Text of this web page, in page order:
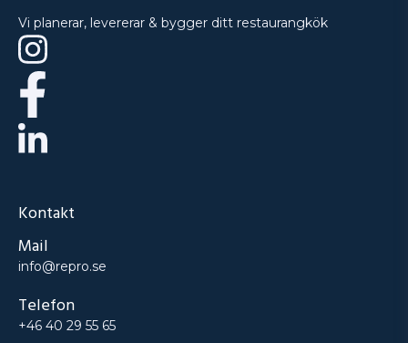
Vi planerar, levererar & bygger ditt restaurangkök
Kontakt
Mail
info@repro.se
Telefon
+46 40 29 55 65